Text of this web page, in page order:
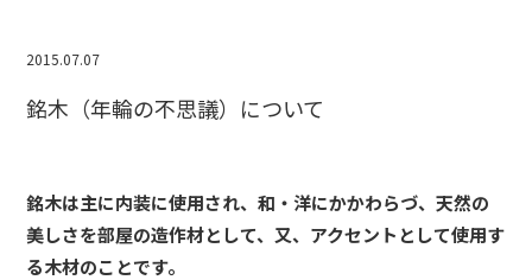
2015.07.07
銘木（年輪の不思議）について
銘木は主に内装に使用され、和・洋にかかわらづ、天然の
美しさを部屋の造作材として、又、アクセントとして使用す
る木材のことです。